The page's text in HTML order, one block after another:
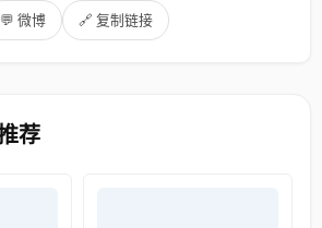
💬 微博 🔗 复制链接
荐